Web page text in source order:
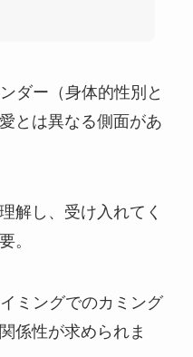
ダー（身体的性別と
とは異なる側面があ
解し、受け入れてく
。
ミングでのカミング
係性が求められま